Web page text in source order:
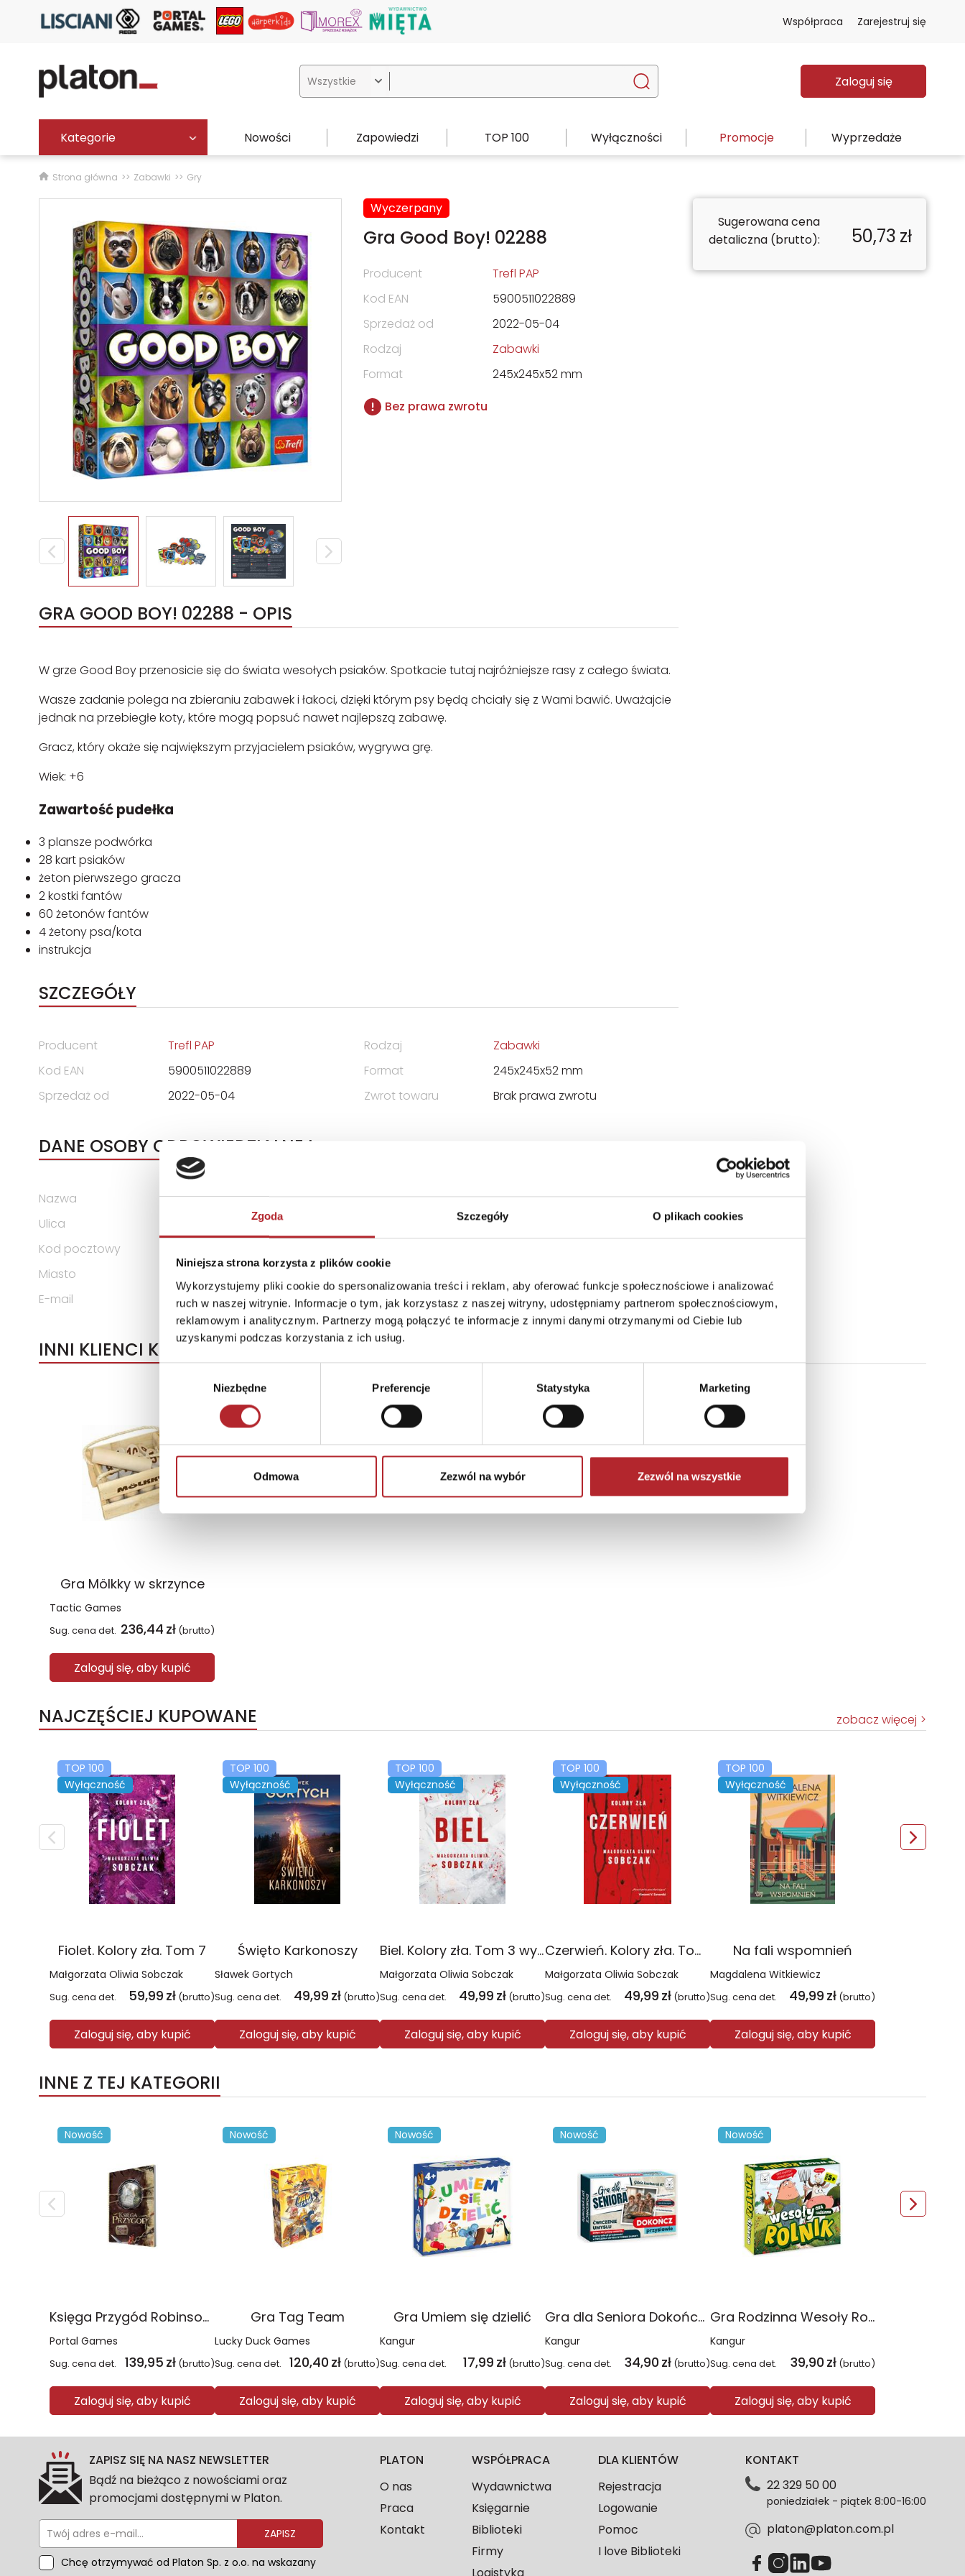
Zgoda Szczegóły O plikach cookies
Niniejsza strona korzysta z plików cookie
Wykorzystujemy pliki cookie do spersonalizowania treści i reklam, aby oferować funkcje społecznościowe i analizować
ruch w naszej witrynie. Informacje o tym, jak korzystasz z naszej witryny, udostępniamy partnerom społecznościowym,
reklamowym i analitycznym. Partnerzy mogą połączyć te informacje z innymi danymi otrzymanymi od Ciebie lub
uzyskanymi podczas korzystania z ich usług.
Niezbędne Preferencje Statystyka Marketing
Odmowa Zezwól na wybór Zezwól na wszystkie
Współpraca Zarejestruj się
 Zaloguj się
Kategorie Nowości Zapowiedzi TOP 100 Wyłączności Promocje Wyprzedaże
Strona główna Zabawki Gry
Wyczerpany
Gra Good Boy! 02288
Producent
Trefl PAP
Kod EAN
5900511022889
Sprzedaż od
2022-05-04
Rodzaj
Zabawki
Format
245x245x52 mm
Bez prawa zwrotu
GRA GOOD BOY! 02288 - OPIS
W grze Good Boy przenosicie się do świata wesołych psiaków. Spotkacie tutaj najróżniejsze rasy z całego świata.
Wasze zadanie polega na zbieraniu zabawek i łakoci, dzięki którym psy będą chciały się z Wami bawić. Uważajcie
jednak na przebiegłe koty, które mogą popsuć nawet najlepszą zabawę.
Gracz, który okaże się największym przyjacielem psiaków, wygrywa grę.
Wiek: +6
Zawartość pudełka
3 plansze podwórka
28 kart psiaków
żeton pierwszego gracza
2 kostki fantów
60 żetonów fantów
4 żetony psa/kota
instrukcja
SZCZEGÓŁY
Producent
Trefl PAP
Kod EAN
5900511022889
Sprzedaż od
2022-05-04
Rodzaj
Zabawki
Format
245x245x52 mm
Zwrot towaru
Brak prawa zwrotu
DANE OSOBY ODPOWIEDZIALNEJ
Nazwa
TREFL S.A.
Ulica
ul. Kontenerowa 25
Kod pocztowy
Miasto
Gdynia
E-mail
trefl@trefl.com
Sugerowana cena
detaliczna (brutto):
50,73 zł
INNI KLIENCI KUPOWALI
Gra Mölkky w skrzynce
Tactic Games
Sug. cena det. 236,44 zł (brutto)
Zaloguj się, aby kupić
NAJCZĘŚCIEJ KUPOWANE zobacz więcej
TOP 100
Wyłączność
Fiolet. Kolory zła. Tom 7
Małgorzata Oliwia Sobczak
Sug. cena det. 59,99 zł (brutto)
Zaloguj się, aby kupić
TOP 100
Wyłączność
Święto Karkonoszy
Sławek Gortych
Sug. cena det. 49,99 zł (brutto)
Zaloguj się, aby kupić
TOP 100
Wyłączność
Biel. Kolory zła. Tom 3 wyd. 2025
Małgorzata Oliwia Sobczak
Sug. cena det. 49,99 zł (brutto)
Zaloguj się, aby kupić
TOP 100
Wyłączność
Czerwień. Kolory zła. Tom 1 wyd. 2025
Małgorzata Oliwia Sobczak
Sug. cena det. 49,99 zł (brutto)
Zaloguj się, aby kupić
TOP 100
Wyłączność
Na fali wspomnień
Magdalena Witkiewicz
Sug. cena det. 49,99 zł (brutto)
Zaloguj się, aby kupić
INNE Z TEJ KATEGORII
Nowość
Księga Przygód Robinson Crusoe
Portal Games
Sug. cena det. 139,95 zł (brutto)
Zaloguj się, aby kupić
Nowość
Gra Tag Team
Lucky Duck Games
Sug. cena det. 120,40 zł (brutto)
Zaloguj się, aby kupić
Nowość
Gra Umiem się dzielić
Kangur
Sug. cena det. 17,99 zł (brutto)
Zaloguj się, aby kupić
Nowość
Gra dla Seniora Dokończ przysłowie
Kangur
Sug. cena det. 34,90 zł (brutto)
Zaloguj się, aby kupić
Nowość
Gra Rodzinna Wesoły Rolnik
Kangur
Sug. cena det. 39,90 zł (brutto)
Zaloguj się, aby kupić
ZAPISZ SIĘ NA NASZ NEWSLETTER
Bądź na bieżąco z nowościami oraz
promocjami dostępnymi w Platon.
ZAPISZ
Chcę otrzymywać od Platon Sp. z o.o. na wskazany
PLATON
O nas
Praca
Kontakt
WSPÓŁPRACA
Wydawnictwa
Księgarnie
Biblioteki
Firmy
DLA KLIENTÓW
Rejestracja
Logowanie
Pomoc
I love Biblioteki
KONTAKT
22 329 50 00
poniedziałek - piątek 8:00-16:00
platon@platon.com.pl